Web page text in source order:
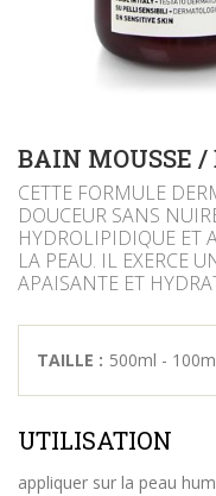
BAIN MOUSSE /
CETTE FORMULE
DOUCEUR SANS
HYDROLIPIDIQUE ET
LA PEAU. IL EXERCE
APAISANTE ET
TAILLE : 500ml -
UTILISATION
appliquer sur la peau